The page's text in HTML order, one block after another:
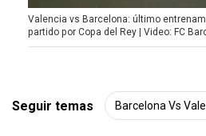
0
o
f
9
u
t
Valencia vs Barcelona: último
partido por Copa del Rey | Video: FC
Seguir temas Barcelona Vs